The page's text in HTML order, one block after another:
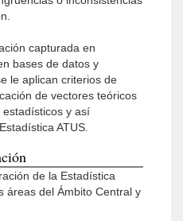
capturada en
bases de datos y
le aplican criterios de
de vectores teóricos
y así
ATUS.
de la Estadística
áreas del Ámbito Central y